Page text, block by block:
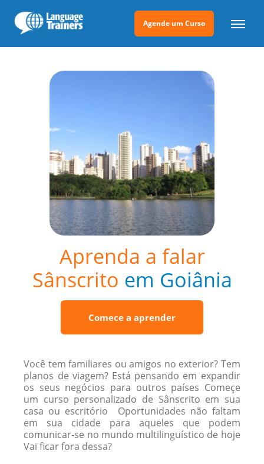
Agende um Curso
Aprenda a falar
Sânscrito em Goiânia
Comece a aprender
Você tem familiares ou amigos no exterior? Tem
planos de viagem? Está pensando em expandir
os seus negócios para outros países Começe
um curso personalizado de Sânscrito em sua
casa ou escritório Oportunidades não faltam
em sua cidade para aqueles que podem
comunicar-se no mundo multilinguístico de hoje
Vai ficar fora dessa?